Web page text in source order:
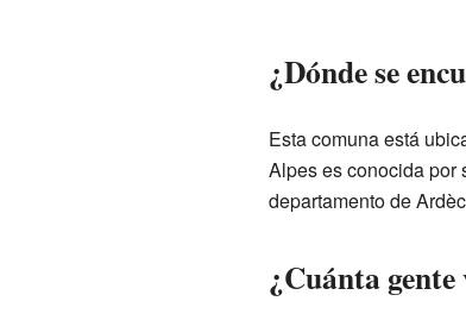
¿Dónde se
Esta comuna está
Alpes es conocida por
departamento de
¿Cuánta